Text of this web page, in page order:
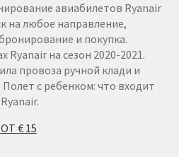
авиабилетов Ryanair
на любое направление,
и покупка.
Ryanair на сезон 2020-2021.
провоза ручной клади и
Полет с ребенком: что входит
€ 15